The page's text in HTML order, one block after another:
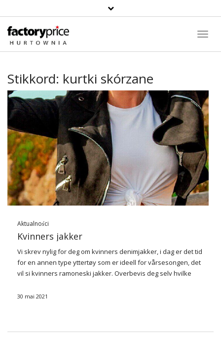
Stikkord: kurtki skórzane
Aktualności
Kvinners jakker
Vi skrev nylig for deg om kvinners denimjakker, i dag er det tid
for en annen type yttertøy som er ideell for vårsesongen, det
vil si kvinners ramoneski jakker. Overbevis deg selv hvilke
30 mai 2021